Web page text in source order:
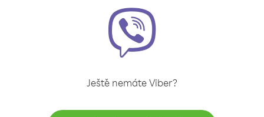
Ještě nemáte Viber?